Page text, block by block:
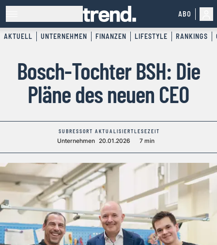
ABO
AKTUELL UNTERNEHMEN FINANZEN LIFESTYLE RANKINGS
Bosch-Tochter BSH: Die
Pläne des neuen CEO
SUBRESSORT
Unternehmen
AKTUALISIERT
20.01.2026
LESEZEIT
7 min